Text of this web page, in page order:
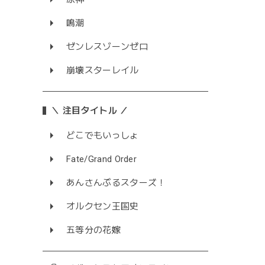
鳴潮
ゼンレスゾーンゼロ
崩壊スターレイル
＼ 注目タイトル ／
どこでもいっしょ
Fate/Grand Order
あんさんぶるスターズ！
オルクセン王国史
五等分の花嫁